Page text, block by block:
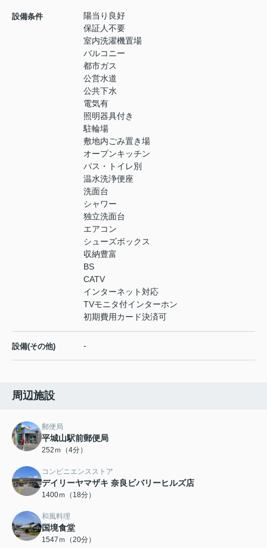
設備条件
陽当り良好
保証人不要
室内洗濯機置場
バルコニー
都市ガス
公営水道
公共下水
電気有
照明器具付き
駐輪場
敷地内ごみ置き場
オープンキッチン
バス・トイレ別
温水洗浄便座
洗面台
シャワー
独立洗面台
エアコン
シューズボックス
収納豊富
BS
CATV
インターネット対応
TVモニタ付インターホン
初期費用カード決済可
設備(その他) -
周辺施設
郵便局
平城山駅前郵便局
252ｍ（4分）
コンビニエンスストア
デイリーヤマザキ 奈良ビバリーヒルズ店
1400ｍ（18分）
和風料理
国境食堂
1547ｍ（20分）